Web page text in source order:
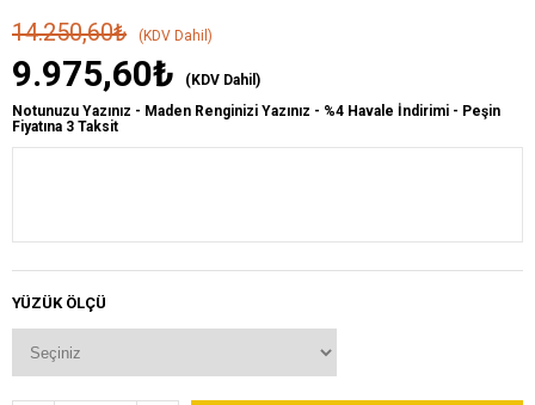
14.250,60₺ (KDV Dahil)
9.975,60₺
(KDV Dahil)
Notunuzu Yazınız - Maden Renginizi Yazınız - %4 Havale İndirimi - Peşin
Fiyatına 3 Taksit
YÜZÜK ÖLÇÜ